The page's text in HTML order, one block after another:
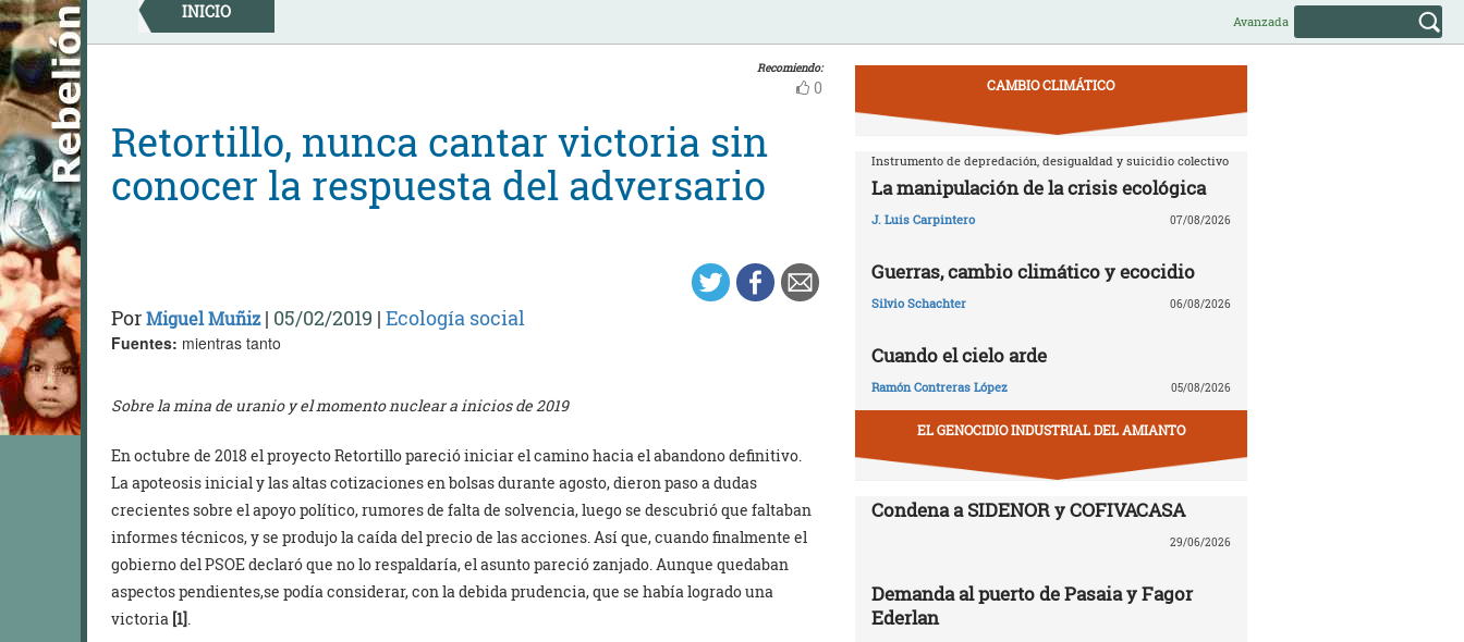
Skip
to
content
INICIO Avanzada
Recomiendo:
0
Retortillo, nunca cantar victoria sin
conocer la respuesta del adversario
PorMiguel Muñiz| 05/02/2019 | Ecología social
Fuentes: mientras tanto
Sobre la mina de uranio y el momento nuclear a inicios de 2019
En octubre de 2018 el proyecto Retortillo pareció iniciar el camino hacia el abandono definitivo.
La apoteosis inicial y las altas cotizaciones en bolsas durante agosto, dieron paso a dudas
crecientes sobre el apoyo político, rumores de falta de solvencia, luego se descubrió que faltaban
informes técnicos, y se produjo la caída del precio de las acciones. Así que, cuando finalmente el
gobierno del PSOE declaró que no lo respaldaría, el asunto pareció zanjado. Aunque quedaban
aspectos pendientes,se podía considerar, con la debida prudencia, que se había logrado una
victoria [1].
CAMBIO CLIMÁTICO
Instrumento de depredación, desigualdad y suicidio colectivo
La manipulación de la crisis ecológica
J. Luis Carpintero 07/08/2026
Guerras, cambio climático y ecocidio
Silvio Schachter 06/08/2026
Cuando el cielo arde
Ramón Contreras López 05/08/2026
EL GENOCIDIO INDUSTRIAL DEL AMIANTO
Condena a SIDENOR y COFIVACASA
29/06/2026
Demanda al puerto de Pasaia y Fagor
Ederlan